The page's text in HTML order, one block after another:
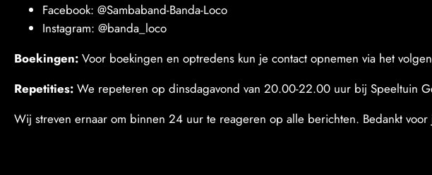
Facebook: @Sambaband-Banda-Loco
Instagram: @banda_loco
Boekingen: Voor boekingen en optredens kun je contact opnemen via het
Repetities: We repeteren op dinsdagavond van 20.00-22.00 uur bij Speeltuin
Wij streven ernaar om binnen 24 uur te reageren op alle berichten. Bedankt voor